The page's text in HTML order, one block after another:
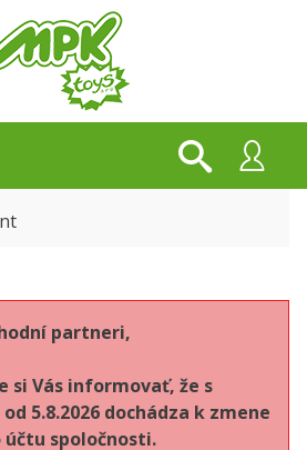
partneri,
si Vás informovať, že s
5.8.2026 dochádza k zmene
účtu spoločnosti.